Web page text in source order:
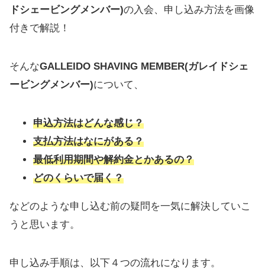
ドシェービングメンバー)の入会、申し込み方法を画像
付きで解説！
そんなGALLEIDO SHAVING MEMBER(ガレイドシェ
ービングメンバー)について、
申込方法はどんな感じ？
支払方法はなにがある？
最低利用期間や解約金とかあるの？
どのくらいで届く？
などのような申し込む前の疑問を一気に解決していこ
うと思います。
申し込み手順は、以下４つの流れになります。